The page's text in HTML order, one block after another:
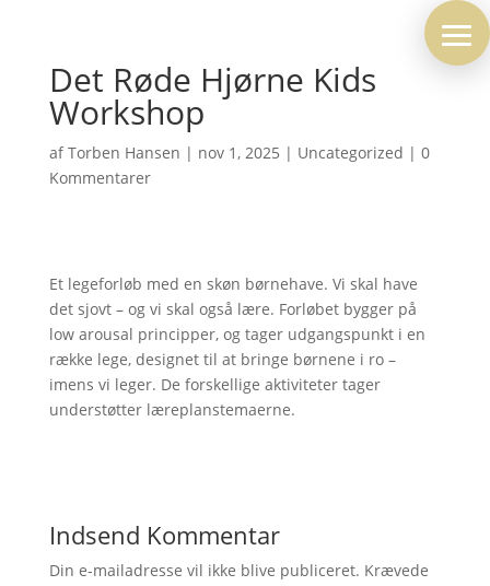
Det Røde Hjørne Kids
Workshop
afTorben Hansen | nov 1, 2025 | Uncategorized | 0
Kommentarer
Et legeforløb med en skøn børnehave. Vi skal have
det sjovt – og vi skal også lære. Forløbet bygger på
low arousal principper, og tager udgangspunkt i en
række lege, designet til at bringe børnene i ro –
imens vi leger. De forskellige aktiviteter tager
understøtter læreplanstemaerne.
Indsend Kommentar
Din e-mailadresse vil ikke blive publiceret. Krævede